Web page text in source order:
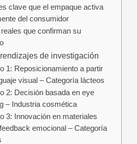
clave que el empaque activa
del consumidor
que confirman su
de investigación
1: Reposicionamiento a partir
visual – Categoría lácteos
2: Decisión basada en eye
– Industria cosmética
3: Innovación en materiales
emocional – Categoría